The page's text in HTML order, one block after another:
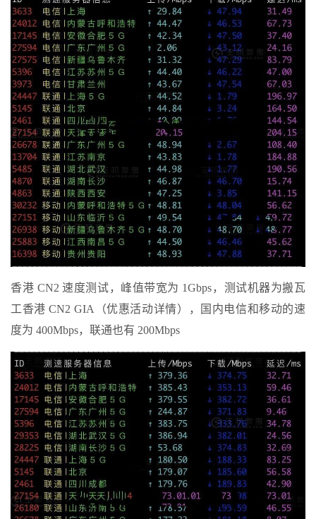
香港 CN2 速度测试，峰值带宽为 1Gbps，测试机器为搬瓦
工香港 CN2 GIA（优惠活动详情），国内电信和移动的速
度为 400Mbps，联通也有 200Mbps